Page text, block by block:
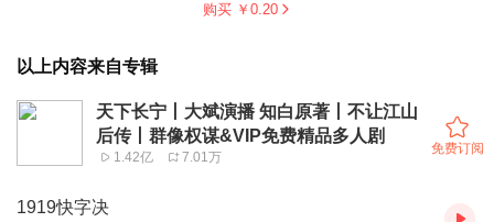
购买 ￥ 0.20
以上内容来自专辑
天下长宁丨大斌演播 知白原著丨不让江山
后传丨群像权谋&VIP免费精品多人剧
1.42亿 7.01万
免费订阅
1919快字决